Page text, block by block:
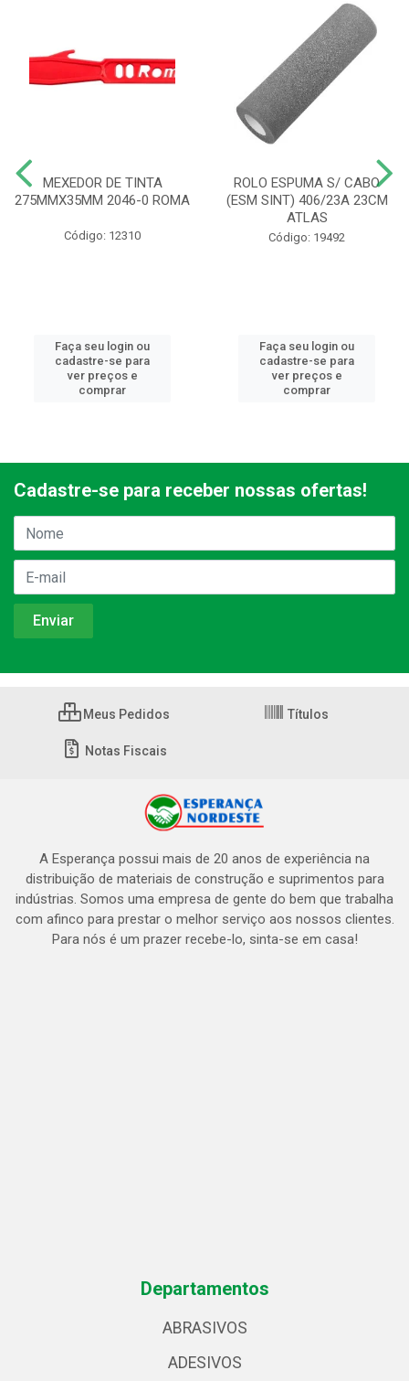
MEXEDOR DE TINTA
275MMX35MM 2046-0 ROMA
Código: 12310
Faça seu login ou
cadastre-se para
ver preços e
comprar
ROLO ESPUMA S/ CABO
(ESM SINT) 406/23A 23CM
ATLAS
Código: 19492
Faça seu login ou
cadastre-se para
ver preços e
comprar
Cadastre-se para receber nossas ofertas!
Meus Pedidos Títulos
Notas Fiscais
A Esperança possui mais de 20 anos de experiência na
distribuição de materiais de construção e suprimentos para
indústrias. Somos uma empresa de gente do bem que trabalha
com afinco para prestar o melhor serviço aos nossos clientes.
Para nós é um prazer recebe-lo, sinta-se em casa!
Departamentos
ABRASIVOS
ADESIVOS